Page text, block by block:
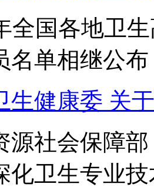
全国各地卫
名单相继公
生健康委 关
源社会保障
化卫生专业